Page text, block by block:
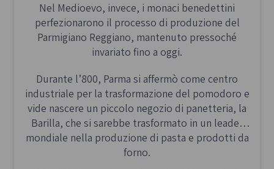
Nel Medioevo, invece, i monaci benedettini
perfezionarono il processo di produzione del
Parmigiano Reggiano, mantenuto pressoché
invariato fino a oggi.
Durante l’800, Parma si affermò come centro
industriale per la trasformazione del pomodoro e
vide nascere un piccolo negozio di panetteria, la
Barilla, che si sarebbe trasformato in un leader
mondiale nella produzione di pasta e prodotti da
forno.